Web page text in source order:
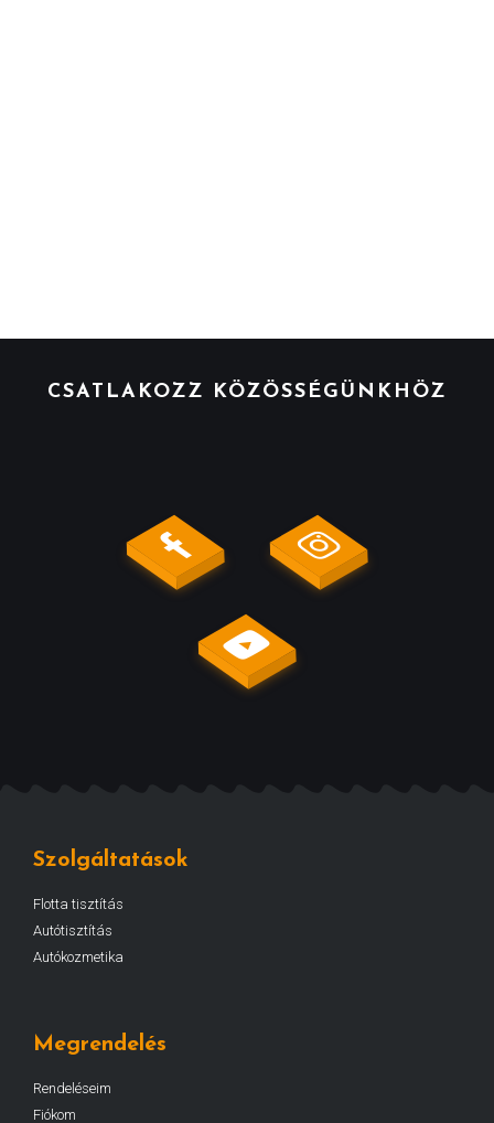
CSATLAKOZZ KÖZÖSSÉGÜNKHÖZ
Szolgáltatások
Flotta tisztítás
Autótisztítás
Autókozmetika
Megrendelés
Rendeléseim
Fiókom